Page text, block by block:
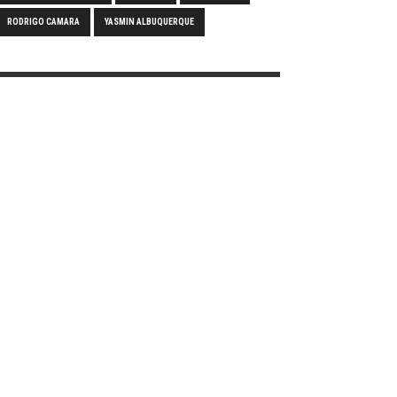
RODRIGO CAMARA YASMIN ALBUQUERQUE